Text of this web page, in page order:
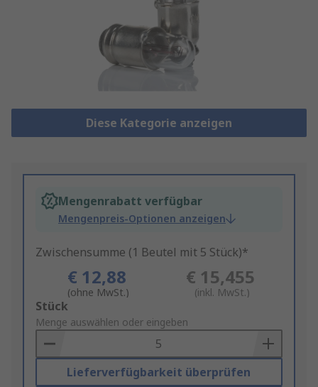
Diese Kategorie anzeigen
Mengenrabatt verfügbar
Mengenpreis-Optionen anzeigen
Zwischensumme (1 Beutel mit 5 Stück)*
€ 12,88
(ohne MwSt.)
€ 15,455
(inkl. MwSt.)
Add
to
Basket
Stück
Menge auswählen oder eingeben
Lieferverfügbarkeit überprüfen